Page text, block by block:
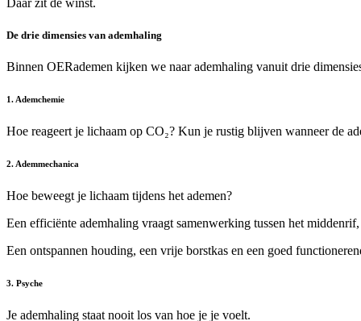
Daar zit de winst.
De drie dimensies van ademhaling
Binnen OERademen kijken we naar ademhaling vanuit drie
1. Ademchemie
Hoe reageert je lichaam op CO₂? Kun je rustig blijven wanneer de
2. Ademmechanica
Hoe beweegt je lichaam tijdens het ademen?
Een efficiënte ademhaling vraagt samenwerking tussen het
Een ontspannen houding, een vrije borstkas en een goed
3. Psyche
Je ademhaling staat nooit los van hoe je je voelt.